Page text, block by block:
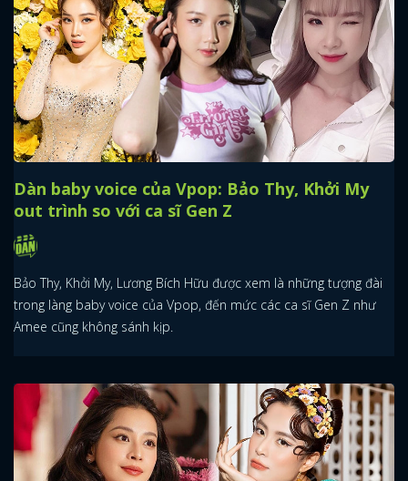
Dàn baby voice của Vpop: Bảo Thy, Khởi My
out trình so với ca sĩ Gen Z
Bảo Thy, Khởi My, Lương Bích Hữu được xem là những tượng đài
trong làng baby voice của Vpop, đến mức các ca sĩ Gen Z như
Amee cũng không sánh kịp.